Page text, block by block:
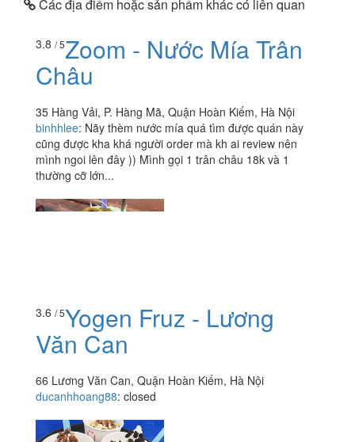
Các địa điểm hoặc sản phẩm khác có liên quan
3.8 / 5Zoom - Nước Mía Trân
Châu
35 Hàng Vải, P. Hàng Mã, Quận Hoàn Kiếm, Hà Nội
binhhlee: Nãy thèm nước mía quá tìm được quán này
cũng được kha khá người order mà kh ai review nên
mình ngoi lên đây )) Mình gọi 1 trân châu 18k và 1
thường cỡ lớn...
3.6 / 5Yogen Fruz - Lương
Văn Can
66 Lương Văn Can, Quận Hoàn Kiếm, Hà Nội
ducanhhoang88: closed